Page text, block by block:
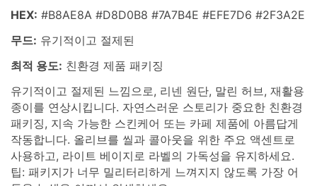
HEX: #B8AE8A #D8D0B8 #7A7B4E #EFE7D6 #2F3A2E
무드: 유기적이고 절제된
최적 용도: 친환경 제품 패키징
유기적이고 절제된 느낌으로, 리넨 원단, 말린 허브, 재활용
종이를 연상시킵니다. 자연스러운 스토리가 중요한 친환경
패키징, 지속 가능한 스킨케어 또는 카페 제품에 아름답게
작동합니다. 올리브를 씰과 콜아웃을 위한 주요 액센트로
사용하고, 라이트 베이지로 라벨의 가독성을 유지하세요.
팁: 패키지가 너무 밀리터리하게 느껴지지 않도록 가장 어